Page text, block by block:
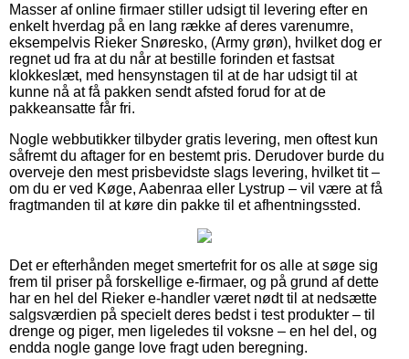
Masser af online firmaer stiller udsigt til levering efter en
enkelt hverdag på en lang række af deres varenumre,
eksempelvis Rieker Snøresko, (Army grøn), hvilket dog er
regnet ud fra at du når at bestille forinden et fastsat
klokkeslæt, med hensynstagen til at de har udsigt til at
kunne nå at få pakken sendt afsted forud for at de
pakkeansatte får fri.
Nogle webbutikker tilbyder gratis levering, men oftest kun
såfremt du aftager for en bestemt pris. Derudover burde du
overveje den mest prisbevidste slags levering, hvilket tit –
om du er ved Køge, Aabenraa eller Lystrup – vil være at få
fragtmanden til at køre din pakke til et afhentningssted.
Det er efterhånden meget smertefrit for os alle at søge sig
frem til priser på forskellige e-firmaer, og på grund af dette
har en hel del Rieker e-handler været nødt til at nedsætte
salgsværdien på specielt deres bedst i test produkter – til
drenge og piger, men ligeledes til voksne – en hel del, og
endda nogle gange love fragt uden beregning.